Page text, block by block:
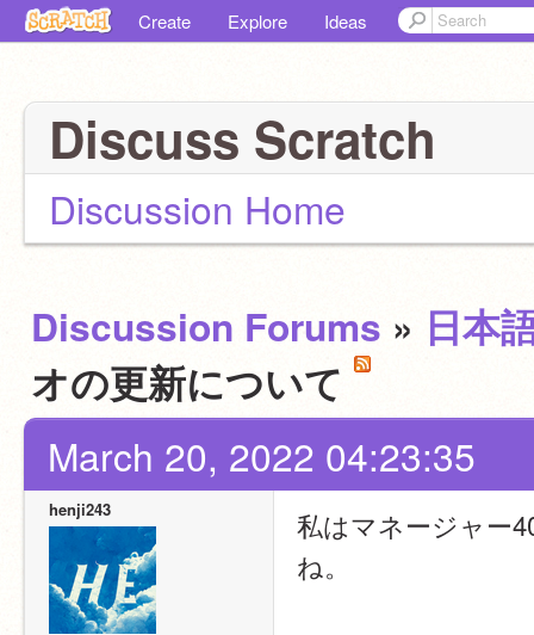
Create Explore Ideas
Discuss Scratch
Discussion Home
Discussion Forums » 日本
オの更新について
March 20, 2022 04:23:35
henji243
私はマネージャー
ね。